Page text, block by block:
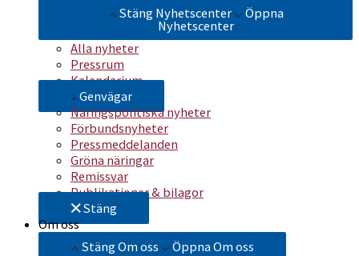
Stäng Nyhetscenter
Öppna
Nyhetscenter
Alla nyheter
Pressrum
Kalendarium
Genvägar
Näringspolitiska nyheter
Förbundsnyheter
Pressmeddelanden
Gröna näringar
Remissvar
Publikationer & bilagor
Stäng
Om oss
Stäng Om oss
Öppna Om oss